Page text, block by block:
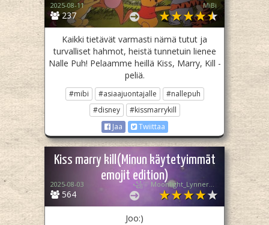
237
2025-08-11 MiBi
Kaikki tietävät varmasti nämä tutut ja
turvalliset hahmot, heistä tunnetuin lienee
Nalle Puh! Pelaamme heillä Kiss, Marry, Kill -
peliä.
#mibi #asiaajuontajalle
#nallepuh
#disney
#kissmarrykill
Jaa
Twiittaa
Kiss marry kill(Minun käytetyimmät
emojit edition)
564
2025-08-03 ꧁♡ Moonlight_Lynner_Lover ♡꧂
Joo:)